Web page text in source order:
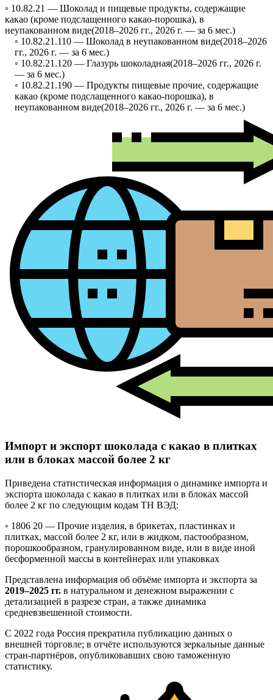
◦ 10.82.21 — Шоколад и пищевые продукты, содержащие
какао (кроме подслащенного какао-порошка), в
неупакованном виде(2018–2026 гг., 2026 г. — за 6 мес.)
◦ 10.82.21.110 — Шоколад в неупакованном виде(2018–2026
гг., 2026 г. — за 6 мес.)
◦ 10.82.21.120 — Глазурь шоколадная(2018–2026 гг., 2026 г.
— за 6 мес.)
◦ 10.82.21.190 — Продукты пищевые прочие, содержащие
какао (кроме подслащенного какао-порошка), в
неупакованном виде(2018–2026 гг., 2026 г. — за 6 мес.)
Импорт и экспорт шоколада с какао в плитках
или в блоках массой более 2 кг
Приведена статистическая информация о динамике импорта и
экспорта шоколада с какао в плитках или в блоках массой
более 2 кг по следующим кодам ТН ВЭД:
◦ 1806 20 — Прочие изделия, в брикетах, пластинках и
плитках, массой более 2 кг, или в жидком, пастообразном,
порошкообразном, гранулированном виде, или в виде иной
бесформенной массы в контейнерах или упаковках
Представлена информация об объёме импорта и экспорта за
2019–2025 гг. в натуральном и денежном выражении с
детализацией в разрезе стран, а также динамика
средневзвешенной стоимости.
С 2022 года Россия прекратила публикацию данных о
внешней торговле; в отчёте используются зеркальные данные
стран-партнёров, опубликовавших свою таможенную
статистику.